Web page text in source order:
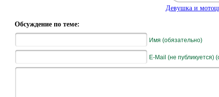
Девушка и
Обсуждение по теме:
Имя (обязательно)
E-Mail (не публикуется)